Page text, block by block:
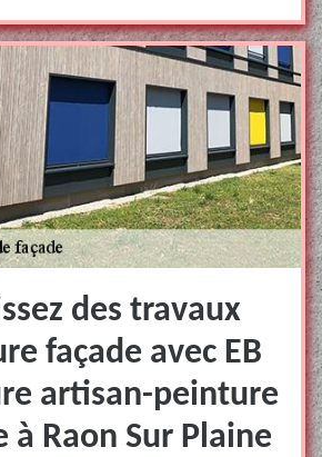
des travaux
façade avec EB
artisan-peinture
à Raon Sur Plaine